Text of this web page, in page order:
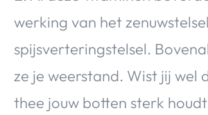
werking van het
spijsverteringstelsel.
ze je weerstand. Wist jij wel
thee jouw botten sterk